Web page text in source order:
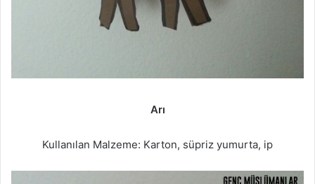
Arı
Kullanılan Malzeme: Karton, süpriz yumurta, ip